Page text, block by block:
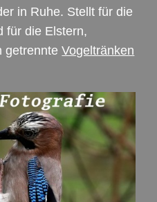
in Ruhe. Stellt für die
für die Elstern,
getrennteVogeltränken